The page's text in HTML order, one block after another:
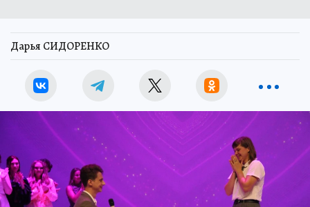
Дарья СИДОРЕНКО